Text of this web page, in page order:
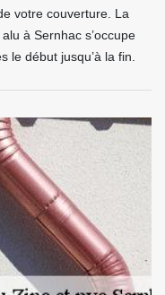
votre couverture. La
à Sernhac s’occupe
le début jusqu’à la fin.